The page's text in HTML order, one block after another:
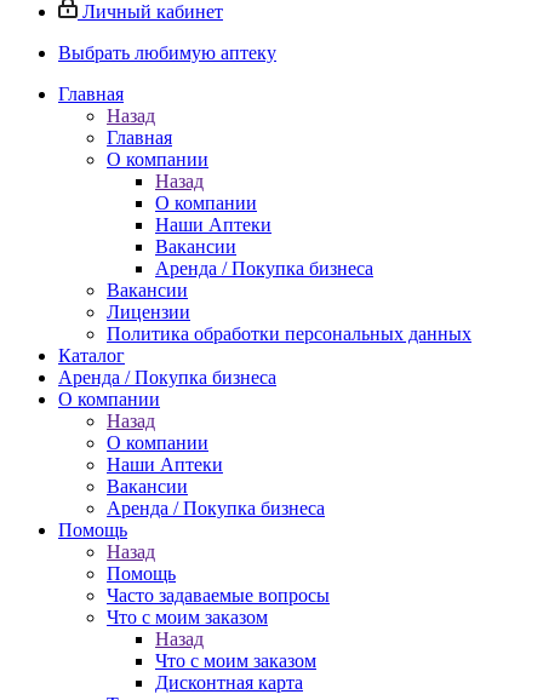
Личный кабинет
Выбрать любимую аптеку
Главная
Назад
Главная
О компании
Назад
О компании
Наши Аптеки
Вакансии
Аренда / Покупка бизнеса
Вакансии
Лицензии
Политика обработки персональных данных
Каталог
Аренда / Покупка бизнеса
О компании
Назад
О компании
Наши Аптеки
Вакансии
Аренда / Покупка бизнеса
Помощь
Назад
Помощь
Часто задаваемые вопросы
Что с моим заказом
Назад
Что с моим заказом
Дисконтная карта